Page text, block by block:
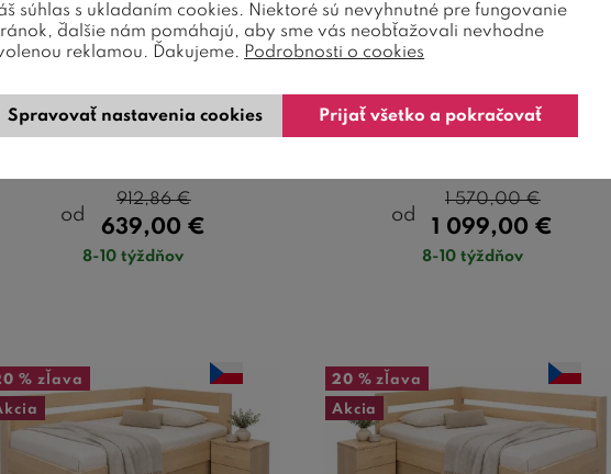
140x200, masív buk,
Ľavá
Celomasívna drevená posteľ z 2,8 cm
od
639,00 €
912,86€
8-10 týždňov
priestorom Timea 140x200,
masív buk, Pravá
Celomasívna úložná posteľ z 2,8 cm
od
1 099,00 €
1 570,00€
8-10 týždňov
% zľava 20 % zľava
Akcia
súhlas s ukladaním cookies. Niektoré sú nevyhnutné pre fungovanie
ďalšie nám pomáhajú, aby sme vás neobťažovali nevhodne
reklamou. Ďakujeme. Podrobnosti o cookies
Spravovať nastavenia cookies Prijať všetko a pokračovať